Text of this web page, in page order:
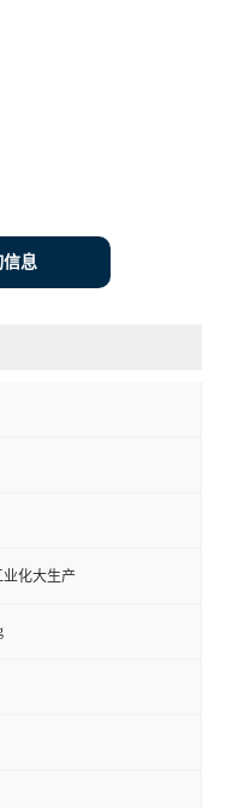
信息
化大生产